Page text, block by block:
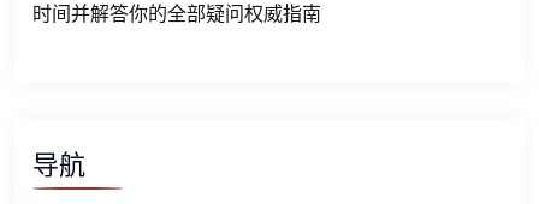
时间并解答你的全部疑问权威指南
导航